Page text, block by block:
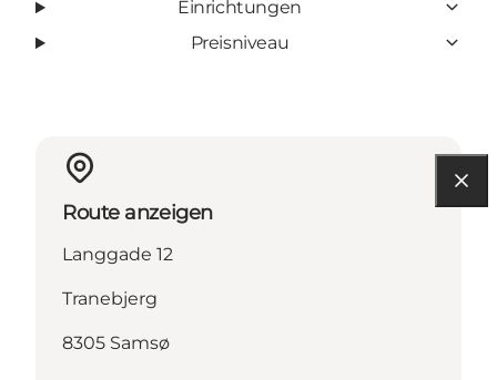
Einrichtungen
Preisniveau
Route anzeigen
Langgade 12
Tranebjerg
8305 Samsø